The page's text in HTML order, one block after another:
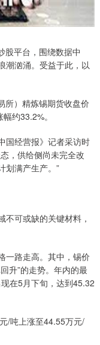
股平台，围绕数据中
潮汹涌。受益于此，以
所）精炼锡期货收盘价
约33.2%。
国经营报》记者采访时
，供给侧尚未完全改
划满产生产。”
可或缺的关键材料，
一路走高。其中，锡价
升”的走势。年内的最
在5月下旬，达到45.32
/吨上涨至44.55万元/